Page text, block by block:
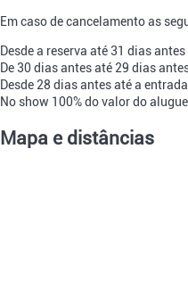
Em caso de cancelamento as
Desde a reserva até 31 dias antes
De 30 dias antes até 29 dias
Desde 28 dias antes até a entrada
No show 100% do valor do
Mapa e distâncias